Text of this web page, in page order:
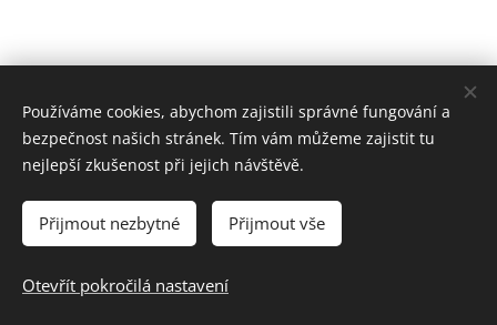
Základní škola a mateřská škola Roudnice nad Labem, Školní 1803,
413 01 Roudnice nad Labem
Cookies
Používáme cookies, abychom zajistili správné fungování a
bezpečnost našich stránek. Tím vám můžeme zajistit tu
nejlepší zkušenost při jejich návštěvě.
Přijmout nezbytné Přijmout vše
Otevřít pokročilá nastavení